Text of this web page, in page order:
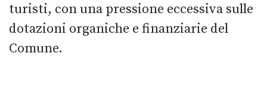
turisti, con una pressione eccessiva sulle
dotazioni organiche e finanziarie del
Comune.